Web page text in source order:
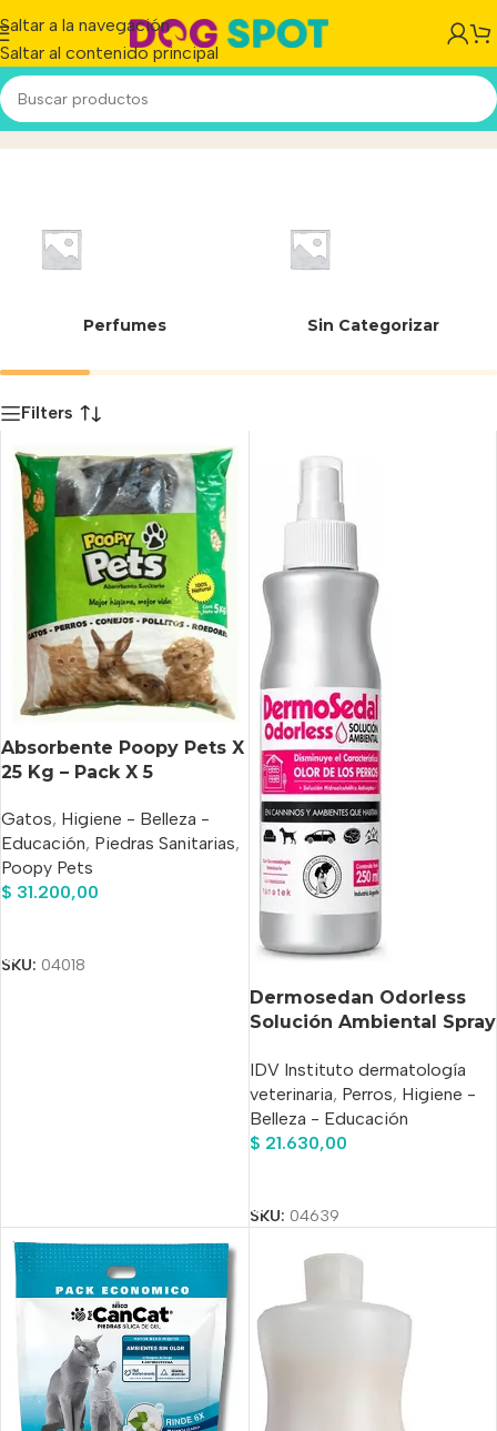
Saltar a la navegación
Saltar al contenido principal
NeutraInicio/Producto
Perfumes Sin Categorizar
Filters
Absorbente Poopy Pets X
25 Kg – Pack X 5
Gatos, Higiene - Belleza -
Educación, Piedras Sanitarias,
Poopy Pets
$ 31.200,00
SKU: 04018
Dermosedan Odorless
Solución Ambiental Spray
IDV Instituto dermatología
veterinaria, Perros, Higiene -
Belleza - Educación
$ 21.630,00
SKU: 04639